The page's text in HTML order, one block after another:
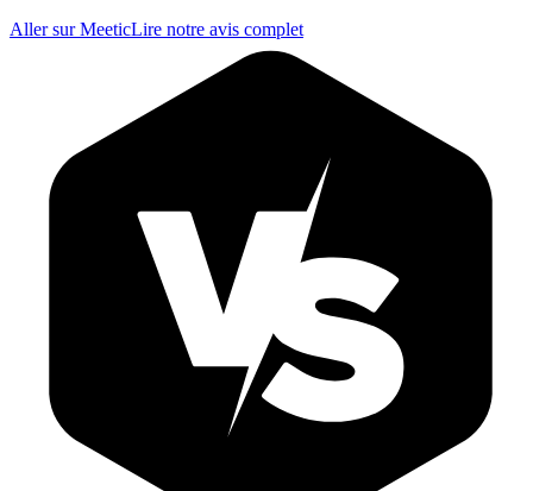
Aller sur MeeticLire notre avis complet